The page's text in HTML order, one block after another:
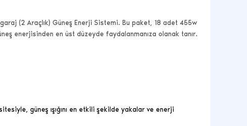
(2 Araçlık) Güneş Enerji Sistemi. Bu paket, 18 adet 455w
enerjisinden en üst düzeyde faydalanmanıza olanak tanır.
güneş ışığını en etkili şekilde yakalar ve enerji